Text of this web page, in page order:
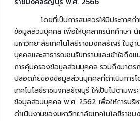
โดยที่เป็นการสมควรให้มีประกาศกำ
ข้อมูลส่วนบุคคล เพื่อให้บุคลากรนักศึกษา นั
มหาวิทยาลัยเทคโนโลยีราชมงคลธัญรี ในฐา
บุคคลและสาธารณชนรับทราบและเข้าใจถึงแ
การคุ้มครองข้อมูลส่วนบุคคล รวมถึงมาตร
ปลอดภัยของข้อมูลส่วนบุคคลที่ดำเนินการโ
เทคโนโลยีราชมงคลธัญบุรี ให้เป็นไปตามพ
ข้อมูลส่วนบุคคล พ.ศ. 2562 เพื่อให้การบริหา
ดำเนินงานของมหาวิทยาลัยเทคโนโลยีราช